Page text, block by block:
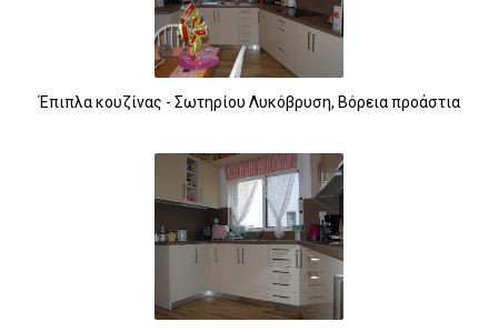
Έπιπλα κουζίνας - Σωτηρίου Λυκόβρυση, Βόρεια προάστια